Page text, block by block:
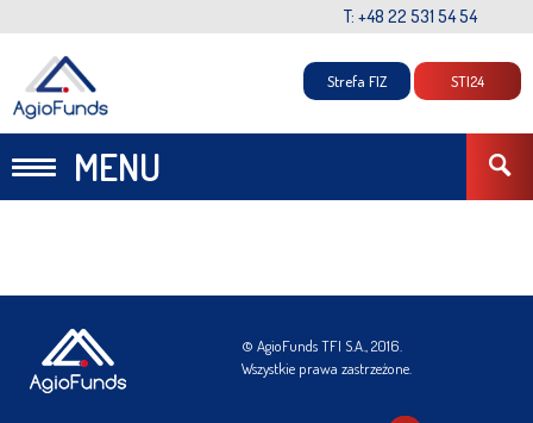
T: +48 22 531 54 54
MENU
Strefa FIZ STI24
© AgioFunds TFI S.A., 2016.
Wszystkie prawa zastrzeżone.